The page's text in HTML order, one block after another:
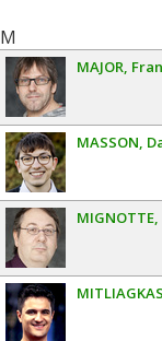
M
MAJOR
MASSON
MIGNOTTE
MITLIAGKAS